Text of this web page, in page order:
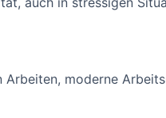
moderne